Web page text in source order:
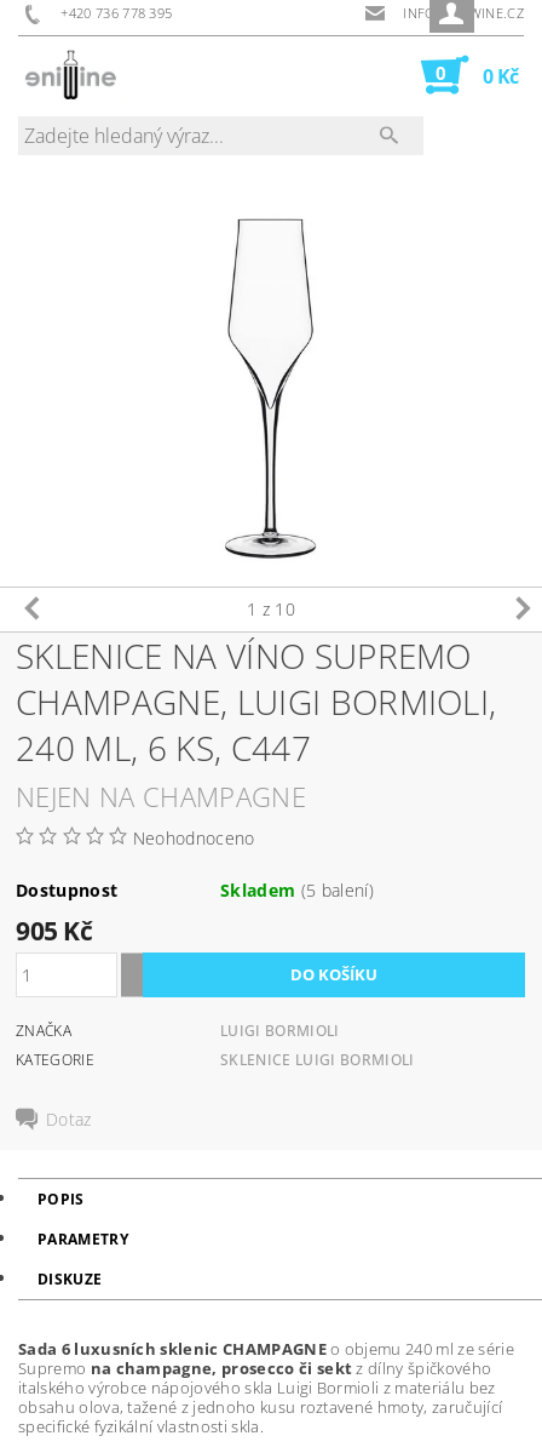
+420 736 778 395 INFO@ENIWINE.CZ
0 0 Kč
1 z 10
SKLENICE NA VÍNO SUPREMO
CHAMPAGNE, LUIGI BORMIOLI,
240 ML, 6 KS, C447
NEJEN NA CHAMPAGNE
Neohodnoceno
Dostupnost Skladem (5 balení)
905 Kč
ZNAČKA
LUIGI BORMIOLI
KATEGORIE
SKLENICE LUIGI BORMIOLI
Dotaz
POPIS
PARAMETRY
DISKUZE
Sada 6 luxusních sklenic CHAMPAGNEo objemu 240 ml ze série
Supremo na champagne, prosecco či sektz dílny špičkového
italského výrobce nápojového skla Luigi Bormioli z materiálu bez
obsahu olova, tažené z jednoho kusu roztavené hmoty, zaručující
specifické fyzikální vlastnosti skla.